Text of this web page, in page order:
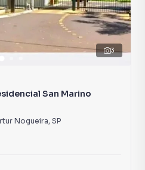
3
San Marino
Nogueira, SP